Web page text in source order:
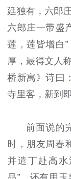
廷独有，六郎
六郎庄一带盛
莲，莲皆增白
厚，最得文人
桥新寓》诗曰
寺里客，新到
前面说的
时，朋友周春
并遣丁赴高